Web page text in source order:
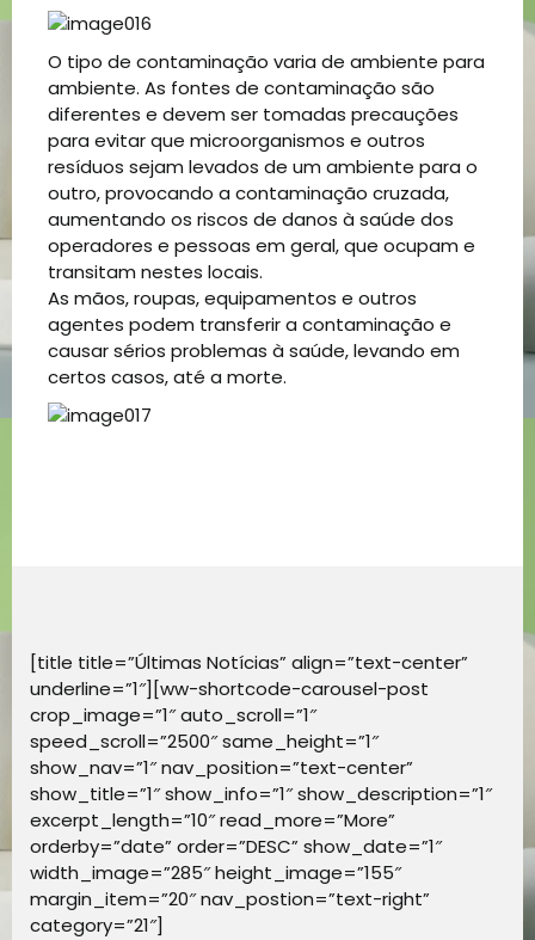
O tipo de contaminação varia de ambiente para
ambiente. As fontes de contaminação são
diferentes e devem ser tomadas precauções
para evitar que microorganismos e outros
resíduos sejam levados de um ambiente para o
outro, provocando a contaminação cruzada,
aumentando os riscos de danos à saúde dos
operadores e pessoas em geral, que ocupam e
transitam nestes locais.
As mãos, roupas, equipamentos e outros
agentes podem transferir a contaminação e
causar sérios problemas à saúde, levando em
certos casos, até a morte.
[title title=”Últimas Notícias” align=”text-center”
underline=”1″][ww-shortcode-carousel-post
crop_image=”1″ auto_scroll=”1″
speed_scroll=”2500″ same_height=”1″
show_nav=”1″ nav_position=”text-center”
show_title=”1″ show_info=”1″ show_description=”1″
excerpt_length=”10″ read_more=”More”
orderby=”date” order=”DESC” show_date=”1″
width_image=”285″ height_image=”155″
margin_item=”20″ nav_postion=”text-right”
category=”21″]